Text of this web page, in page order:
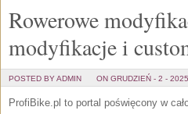
Rowerowe
modyfikacje i
POSTED BY ADMIN ON GRUDZIEŃ - 2 - 2025
ProfiBike.pl to portal poświęcony w